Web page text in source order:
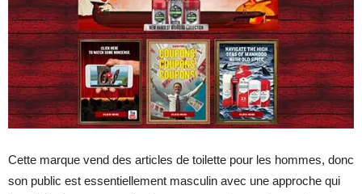
Cette marque vend des articles de toilette pour les hommes, donc
son public est essentiellement masculin avec une approche qui